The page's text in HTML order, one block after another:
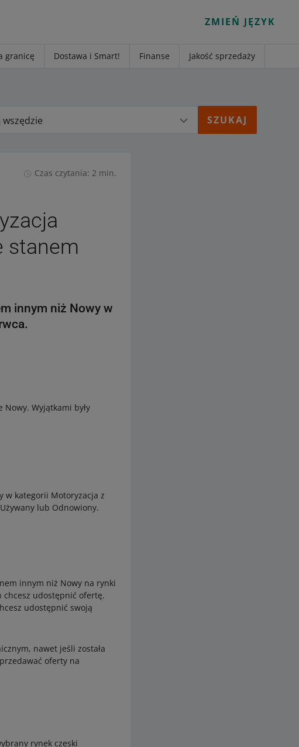
ZMIEŃ JĘZYK
granicę Dostawa i Smart! Finanse Jakość sprzedaży
wszędzie
Czas czytania: 2 min.
stanem
innym niż Nowy w
Wyjątkami były
w kategorii Motoryzacja z
lub Odnowiony.
innym niż Nowy na rynki
chcesz udostępnić ofertę.
udostępnić swoją
nawet jeśli została
oferty na
rynek czeski